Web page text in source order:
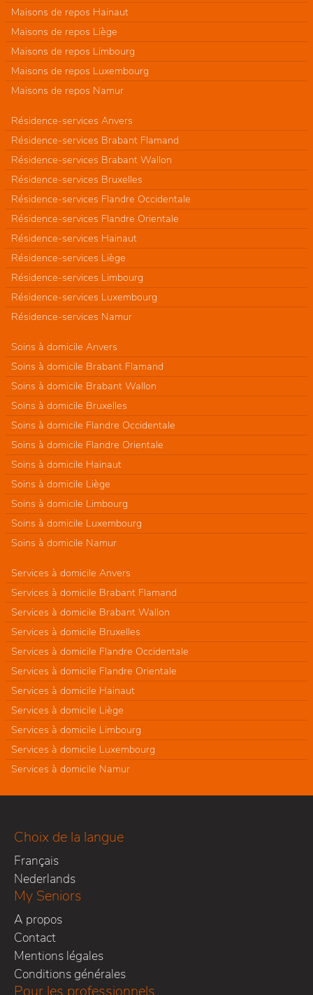
Maisons de repos Hainaut
Maisons de repos Liège
Maisons de repos Limbourg
Maisons de repos Luxembourg
Maisons de repos Namur
Résidence-services Anvers
Résidence-services Brabant Flamand
Résidence-services Brabant Wallon
Résidence-services Bruxelles
Résidence-services Flandre Occidentale
Résidence-services Flandre Orientale
Résidence-services Hainaut
Résidence-services Liège
Résidence-services Limbourg
Résidence-services Luxembourg
Résidence-services Namur
Soins à domicile Anvers
Soins à domicile Brabant Flamand
Soins à domicile Brabant Wallon
Soins à domicile Bruxelles
Soins à domicile Flandre Occidentale
Soins à domicile Flandre Orientale
Soins à domicile Hainaut
Soins à domicile Liège
Soins à domicile Limbourg
Soins à domicile Luxembourg
Soins à domicile Namur
Services à domicile Anvers
Services à domicile Brabant Flamand
Services à domicile Brabant Wallon
Services à domicile Bruxelles
Services à domicile Flandre Occidentale
Services à domicile Flandre Orientale
Services à domicile Hainaut
Services à domicile Liège
Services à domicile Limbourg
Services à domicile Luxembourg
Services à domicile Namur
Choix de la langue
Français
Nederlands
My Seniors
A propos
Contact
Mentions légales
Conditions générales
Pour les professionnels